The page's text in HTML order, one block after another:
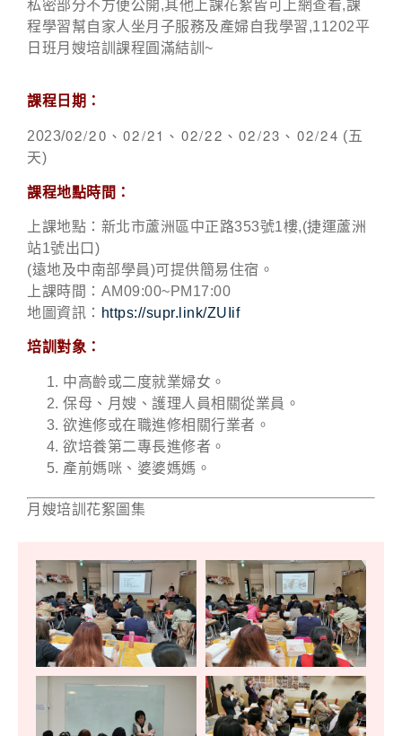
私密部分不方便公開,其他上課花絮皆可上網查看,課
程學習幫自家人坐月子服務及產婦自我學習,11202平
日班月嫂培訓課程圓滿結訓~
課程日期：
2023/02/20、02/21、02/22、02/23、02/24 (五
天)
課程地點時間：
上課地點：新北市蘆洲區中正路353號1樓,(捷運蘆洲
站1號出口)
(遠地及中南部學員)可提供簡易住宿。
上課時間：AM09:00~PM17:00
地圖資訊： https://supr.link/ZUIif
培訓對象：
中高齡或二度就業婦女。
保母、月嫂、護理人員相關從業員。
欲進修或在職進修相關行業者。
欲培養第二專長進修者。
產前媽咪、婆婆媽媽。
月嫂培訓花絮圖集